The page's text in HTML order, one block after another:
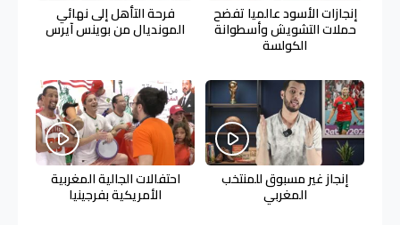
إنجازات الأسود عالميا تفضح
حملات التشويش وأسطوانة
الكولسة
فرحة التأهل إلى نهائي
المونديال من بوينس آيرس
إنجاز غير مسبوق للمنتخب
المغربي
احتفالات الجالية المغربية
الأمريكية بفرجينيا